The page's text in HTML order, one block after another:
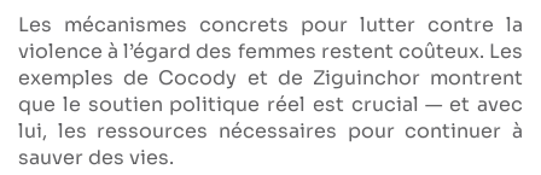
Les mécanismes concrets pour lutter contre la
violence à l’égard des femmes restent coûteux. Les
exemples de Cocody et de Ziguinchor montrent
que le soutien politique réel est crucial — et avec
lui, les ressources nécessaires pour continuer à
sauver des vies.